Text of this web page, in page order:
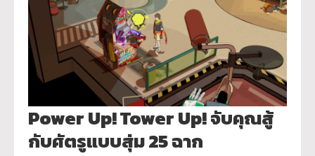
Power Up! Tower Up!จับคุณสู้
กับศัตรูแบบสุ่ม 25 ฉาก